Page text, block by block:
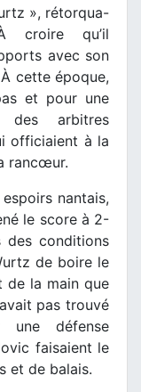
», rétorqua-
croire qu’il
avec son
cette époque,
et pour une
arbitres
officiaient à la
rancœur.
nantais,
le score à 2-
conditions
de boire le
de la main que
pas trouvé
une défense
faisaient le
et de balais.